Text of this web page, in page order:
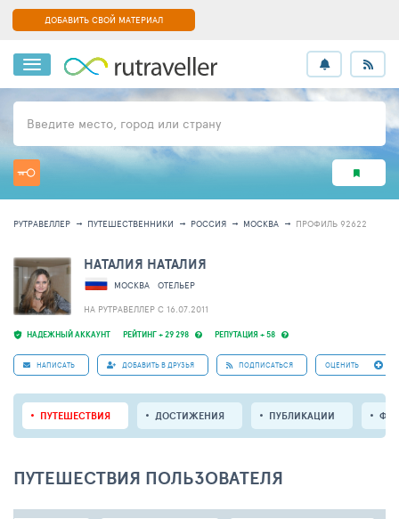
ДОБАВИТЬ СВОЙ МАТЕРИАЛ
Введите место, город или страну
РУТРАВЕЛЛЕР ПУТЕШЕСТВЕННИКИ РОССИЯ МОСКВА ПРОФИЛЬ 92622
НАДЕЖНЫЙ АККАУНТ РЕЙТИНГ + 29 298 РЕПУТАЦИЯ + 58
НАТАЛИЯ НАТАЛИЯ
МОСКВА
ОТЕЛЬЕР
НА РУТРАВЕЛЛЕР C 16.07.2011
НАПИСАТЬ ДОБАВИТЬ В ДРУЗЬЯ ПОДПИСАТЬСЯ ОЦЕНИТЬ
ПУТЕШЕСТВИЯ ДОСТИЖЕНИЯ ПУБЛИКАЦИИ
ПУТЕШЕСТВИЯ ПОЛЬЗОВАТЕЛЯ